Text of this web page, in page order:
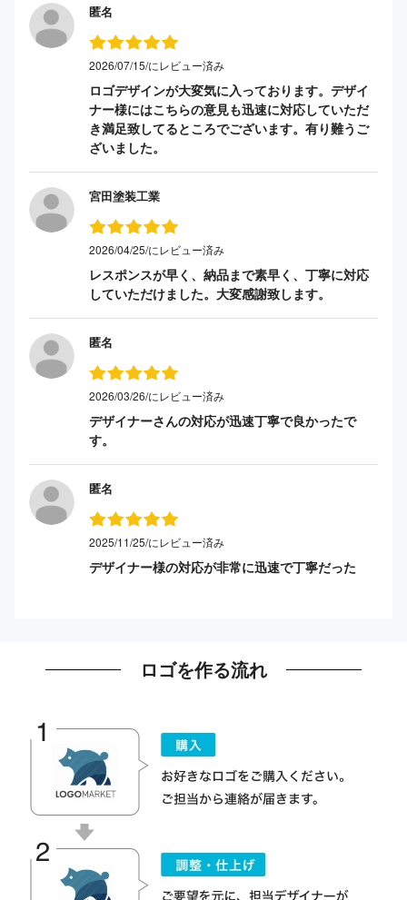
匿名
2026/07/15/にレビュー済み
ロゴデザインが大変気に入っております。デザイ
ナー様にはこちらの意見も迅速に対応していただ
き満足致してるところでございます。有り難うご
ざいました。
宮田塗装工業
2026/04/25/にレビュー済み
レスポンスが早く、納品まで素早く、丁寧に対応
していただけました。大変感謝致します。
匿名
2026/03/26/にレビュー済み
デザイナーさんの対応が迅速丁寧で良かったで
す。
匿名
2025/11/25/にレビュー済み
デザイナー様の対応が非常に迅速で丁寧だった
ロゴを作る流れ